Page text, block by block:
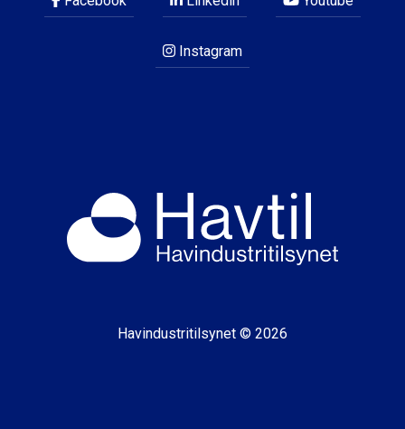
Instagram
Havindustritilsynet © 2026